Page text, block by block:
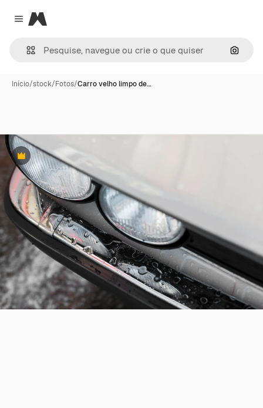
Close menu
Magnific
Início/stock/Fotos/Carro velho limpo de…
Premium